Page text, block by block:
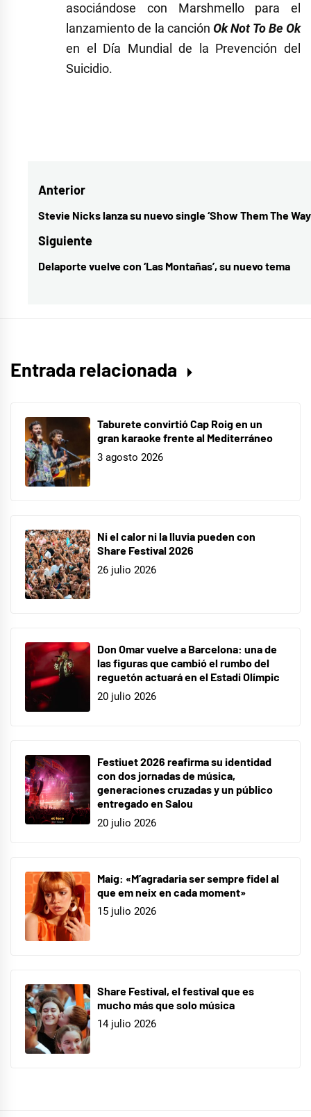
asociándose con Marshmello para el
lanzamiento de la canción Ok Not To Be Ok
en el Día Mundial de la Prevención del
Suicidio.
In
Chief,
Lovato,
Navegación
de
entradas
Anterior
Entrada
anterior:
Stevie Nicks lanza su nuevo single ‘Show Them The
Siguiente
Entrada
Delaporte vuelve con ‘Las Montañas’, su nuevo tema
Entrada relacionada
Taburete convirtió Cap Roig en un
gran karaoke frente al Mediterráneo
3 agosto 2026
Ni el calor ni la lluvia pueden con
Share Festival 2026
26 julio 2026
Don Omar vuelve a Barcelona: una de
las figuras que cambió el rumbo del
reguetón actuará en el Estadi Olímpic
20 julio 2026
Festiuet 2026 reafirma su identidad
con dos jornadas de música,
generaciones cruzadas y un público
entregado en Salou
20 julio 2026
Maig: «M’agradaria ser sempre fidel al
que em neix en cada moment»
15 julio 2026
Share Festival, el festival que es
mucho más que solo música
14 julio 2026